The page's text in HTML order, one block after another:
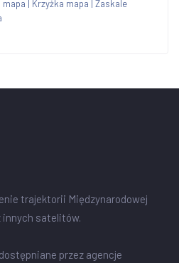
mapa | Krzyżka mapa | Zaskale
trajektorii Międzynarodowej
innych satelitów.
przez agencje